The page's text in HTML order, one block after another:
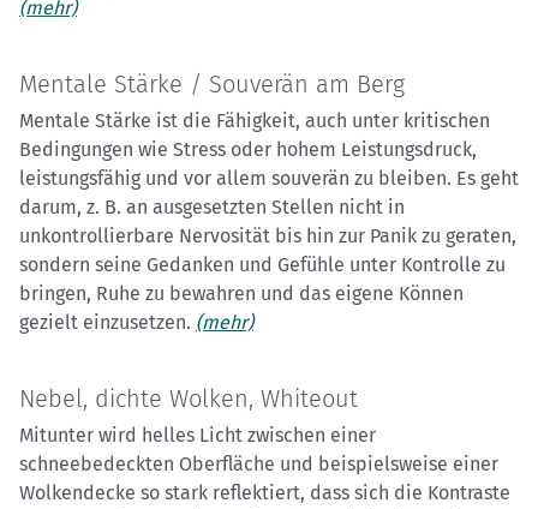
(mehr)
Mentale Stärke / Souverän am Berg
Mentale Stärke ist die Fähigkeit, auch unter kritischen
Bedingungen wie Stress oder hohem Leistungsdruck,
leistungsfähig und vor allem souverän zu bleiben. Es geht
darum, z. B. an ausgesetzten Stellen nicht in
unkontrollierbare Nervosität bis hin zur Panik zu geraten,
sondern seine Gedanken und Gefühle unter Kontrolle zu
bringen, Ruhe zu bewahren und das eigene Können
gezielt einzusetzen. (mehr)
Nebel, dichte Wolken, Whiteout
Mitunter wird helles Licht zwischen einer
schneebedeckten Oberfläche und beispielsweise einer
Wolkendecke so stark reflektiert, dass sich die Kontraste